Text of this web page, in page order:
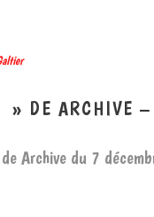
» DE ARCHIVE
Archive du 7